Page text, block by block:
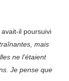
avait-il poursuivi
mais
ne l’étaient
Je pense que